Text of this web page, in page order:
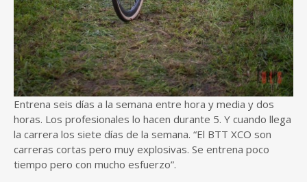
Entrena seis días a la semana entre hora y media y dos
horas. Los profesionales lo hacen durante 5. Y cuando llega
la carrera los siete días de la semana. “El BTT XCO son
carreras cortas pero muy explosivas. Se entrena poco
tiempo pero con mucho esfuerzo”.